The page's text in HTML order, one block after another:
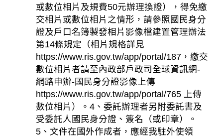
或數位相片及規費50元辦理換證），得免繳
交相片或數位相片之情形，請參照國民身分
證及戶口名簿製發相片影像檔建置管理辦法
第14條規定（相片規格詳見
https://www.ris.gov.tw/app/portal/187，繳交
數位相片者請至內政部戶政司全球資訊網-
網路申辦-國民身分證影像上傳
https://www.ris.gov.tw/app/portal/765 上傳
數位相片）。4、委託辦理者另附委託書及
受委託人國民身分證、簽名（或印章）。
5、文件在國外作成者，應經我駐外使領